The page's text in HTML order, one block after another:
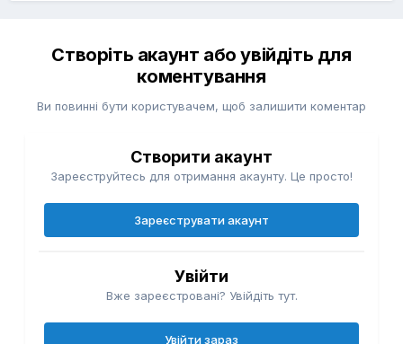
Створіть акаунт або увійдіть для
коментування
Ви повинні бути користувачем, щоб залишити коментар
Створити акаунт
Зареєструйтесь для отримання акаунту. Це просто!
Зареєструвати акаунт
Увійти
Вже зареєстровані? Увійдіть тут.
Увійти зараз